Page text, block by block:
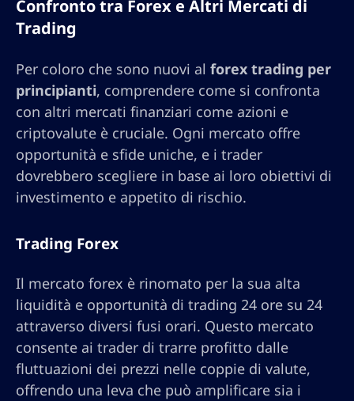
Confronto tra Forex e Altri Mercati di
Trading
Per coloro che sono nuovi al forex trading per
principianti, comprendere come si confronta
con altri mercati finanziari come azioni e
criptovalute è cruciale. Ogni mercato offre
opportunità e sfide uniche, e i trader
dovrebbero scegliere in base ai loro obiettivi di
investimento e appetito di rischio.
Trading Forex
Il mercato forex è rinomato per la sua alta
liquidità e opportunità di trading 24 ore su 24
attraverso diversi fusi orari. Questo mercato
consente ai trader di trarre profitto dalle
fluttuazioni dei prezzi nelle coppie di valute,
offrendo una leva che può amplificare sia i